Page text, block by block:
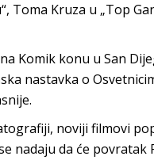
Toma Kruza u „Top
Komik konu u San
nastavka o
noviji filmovi
nadaju da će povratak